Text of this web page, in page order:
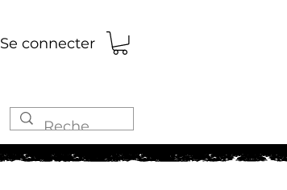
Se connecter